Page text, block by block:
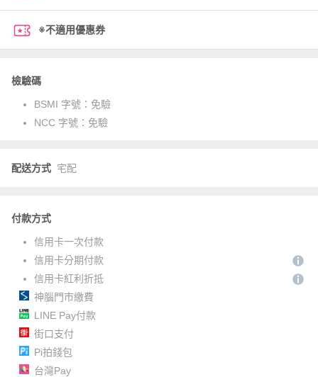
※不適用優惠券
檢驗碼
BSMI 字號： 免驗
NCC 字號： 免驗
配送方式 宅配
付款方式
信用卡一次付款
信用卡分期付款
信用卡紅利折抵
神腦門市繳費
LINE Pay付款
街口支付
Pi拍錢包
台灣Pay